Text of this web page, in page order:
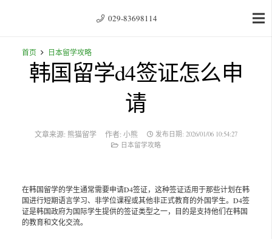
029-83698114
首页 日本留学攻略
韩国留学d4签证怎么申
请
文章来源: 熊猫留学 作者:小熊 发布日期: 2026/01/06 10:54:27
日本留学攻略
在韩国留学的学生通常需要申请D4签证，这种签证适用于那些计划在韩
国进行短期语言学习、非学位课程或其他非正式教育的外国学生。D4签
证是韩国政府为国际学生提供的签证类型之一，目的是支持他们在韩国
的教育和文化交流。